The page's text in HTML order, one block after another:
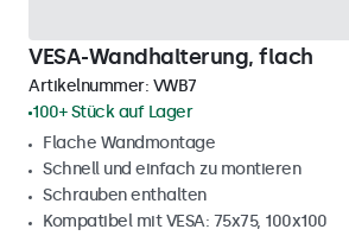
VESA-Wandhalterung, flach
Artikelnummer: VWB7
100+ Stück auf Lager
Flache Wandmontage
Schnell und einfach zu montieren
Schrauben enthalten
Kompatibel mit VESA: 75x75, 100x100